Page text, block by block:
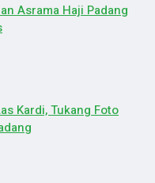
Asrama Haji Padang
Kardi, Tukang Foto